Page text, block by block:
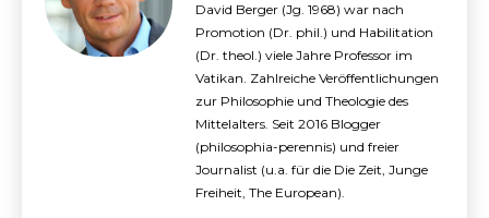
David Berger (Jg. 1968) war nach
Promotion (Dr. phil.) und Habilitation
(Dr. theol.) viele Jahre Professor im
Vatikan. Zahlreiche Veröffentlichungen
zur Philosophie und Theologie des
Mittelalters. Seit 2016 Blogger
(philosophia-perennis) und freier
Journalist (u.a. für die Die Zeit, Junge
Freiheit, The European).